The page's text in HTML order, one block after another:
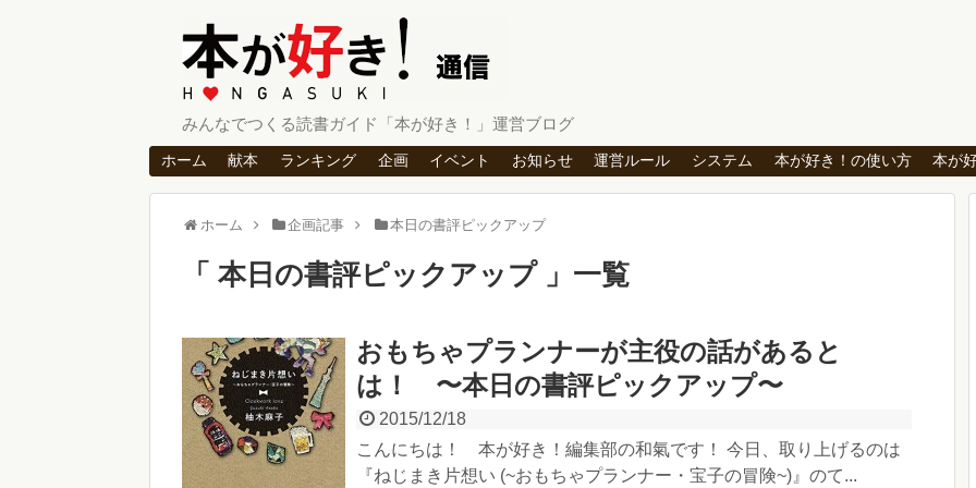
みんなでつくる読書ガイド「本が好き！」運営ブログ
ホーム 献本 ランキング 企画 イベント お知らせ 運営ルール システム 本が好き！の使い方 本が
ホーム 企画記事 本日の書評ピックアップ
本日の書評ピックアップ 一覧
おもちゃプランナーが主役の話があると
は！ 〜本日の書評ピックアップ〜
2015/12/18
こんにちは！ 本が好き！編集部の和氣です！ 今日、取り上げるのは
『ねじまき片想い (~おもちゃプランナー・宝子の冒険~)』のて...